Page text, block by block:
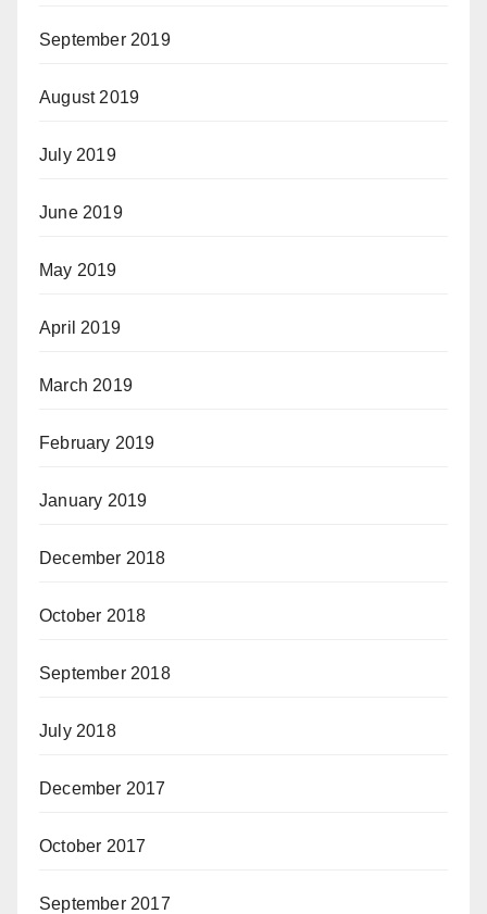
September 2019
August 2019
July 2019
June 2019
May 2019
April 2019
March 2019
February 2019
January 2019
December 2018
October 2018
September 2018
July 2018
December 2017
October 2017
September 2017